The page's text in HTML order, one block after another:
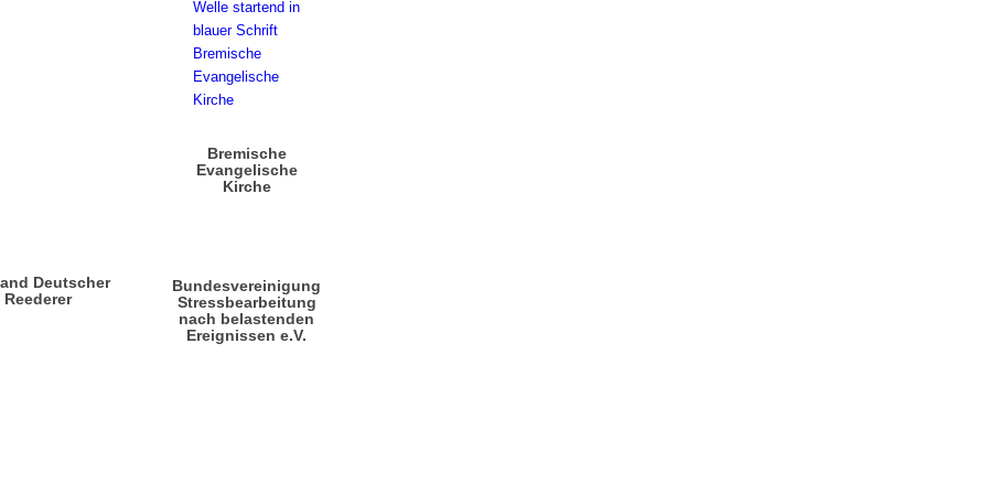
Bremische
Evangelische
Kirche
Deutscher
Reederer
Bundesvereinigung
Stressbearbeitung
nach belastenden
Ereignissen e.V.